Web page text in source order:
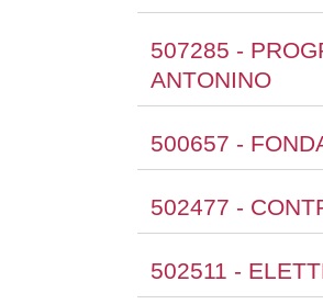
507285 -
ANTONINO
500657 -
502477 -
502511 -